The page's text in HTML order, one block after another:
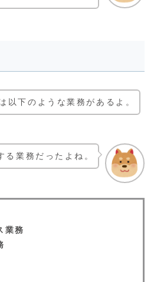
以下のような業務があるよ。
る業務だったよね。
業務